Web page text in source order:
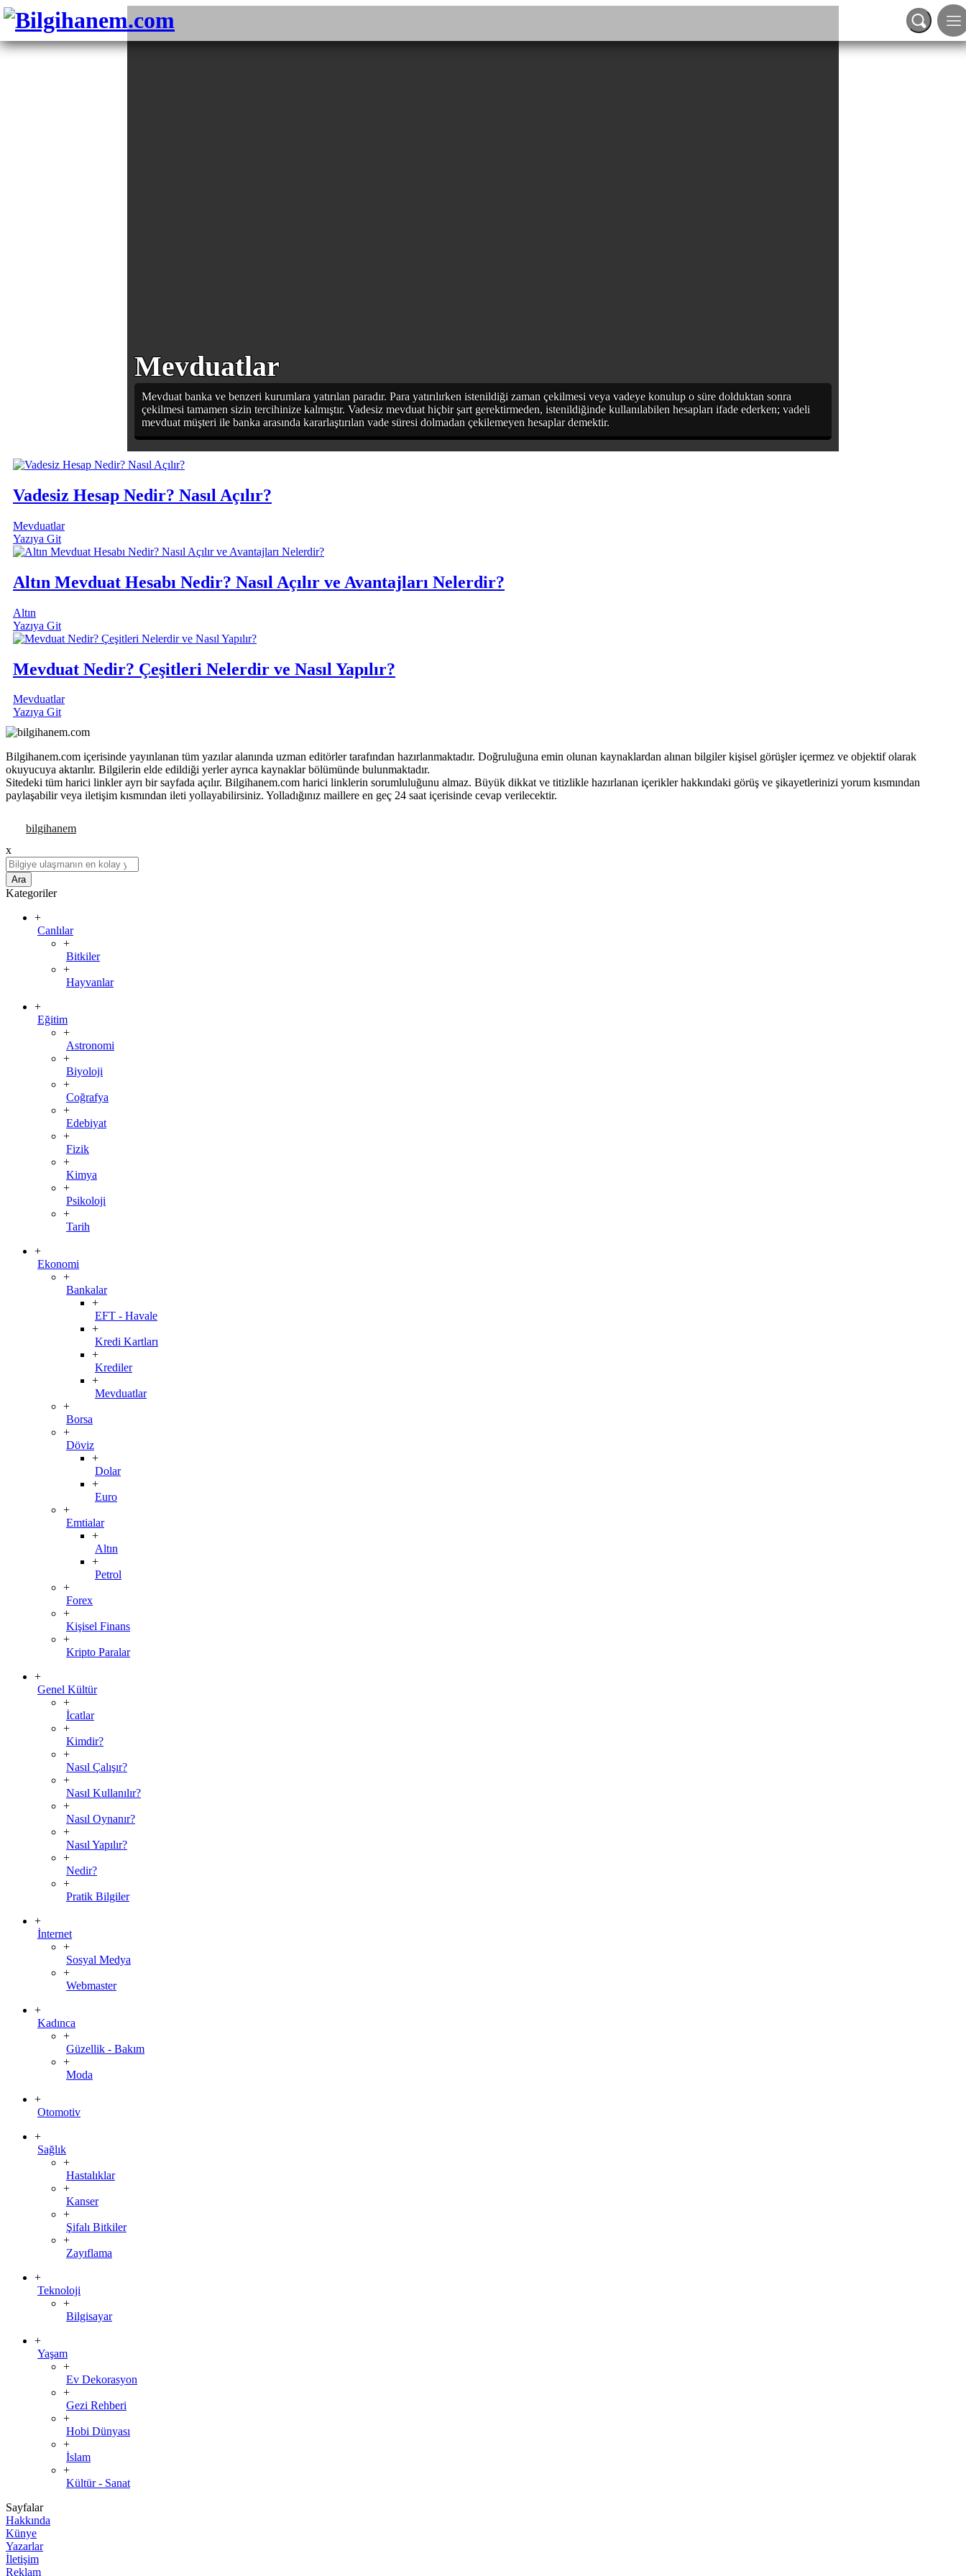
Mevduatlar
Mevduat banka ve benzeri kurumlara yatırılan paradır. Para yatırılırken istenildiği zaman çekilmesi veya vadeye konulup o süre dolduktan sonra
çekilmesi tamamen sizin tercihinize kalmıştır. Vadesiz mevduat hiçbir şart gerektirmeden, istenildiğinde kullanılabilen hesapları ifade ederken; vadeli
mevduat müşteri ile banka arasında kararlaştırılan vade süresi dolmadan çekilemeyen hesaplar demektir.
Vadesiz Hesap Nedir? Nasıl Açılır?
Mevduatlar
Yazıya Git
Altın Mevduat Hesabı Nedir? Nasıl Açılır ve Avantajları Nelerdir?
Altın
Yazıya Git
Mevduat Nedir? Çeşitleri Nelerdir ve Nasıl Yapılır?
Mevduatlar
Yazıya Git
Bilgihanem.com içerisinde yayınlanan tüm yazılar alanında uzman editörler tarafından hazırlanmaktadır. Doğruluğuna emin olunan kaynaklardan alınan bilgiler kişisel görüşler içermez ve objektif olarak
okuyucuya aktarılır. Bilgilerin elde edildiği yerler ayrıca kaynaklar bölümünde bulunmaktadır.
Sitedeki tüm harici linkler ayrı bir sayfada açılır. Bilgihanem.com harici linklerin sorumluluğunu almaz. Büyük dikkat ve titizlikle hazırlanan içerikler hakkındaki görüş ve şikayetlerinizi yorum kısmından
paylaşabilir veya iletişim kısmından ileti yollayabilirsiniz. Yolladığınız maillere en geç 24 saat içerisinde cevap verilecektir.
x
Ara
Kategoriler
+
Canlılar
+
Bitkiler
+
Hayvanlar
+
Eğitim
+
Astronomi
+
Biyoloji
+
Coğrafya
+
Edebiyat
+
Fizik
+
Kimya
+
Psikoloji
+
Tarih
+
Ekonomi
+
Bankalar
+
EFT - Havale
+
Kredi Kartları
+
Krediler
+
Mevduatlar
+
Borsa
+
Döviz
+
Dolar
+
Euro
+
Emtialar
+
Altın
+
Petrol
+
Forex
+
Kişisel Finans
+
Kripto Paralar
+
Genel Kültür
+
İcatlar
+
Kimdir?
+
Nasıl Çalışır?
+
Nasıl Kullanılır?
+
Nasıl Oynanır?
+
Nasıl Yapılır?
+
Nedir?
+
Pratik Bilgiler
+
İnternet
+
Sosyal Medya
+
Webmaster
+
Kadınca
+
Güzellik - Bakım
+
Moda
+
Otomotiv
+
Sağlık
+
Hastalıklar
+
Kanser
+
Şifalı Bitkiler
+
Zayıflama
+
Teknoloji
+
Bilgisayar
+
Yaşam
+
Ev Dekorasyon
+
Gezi Rehberi
+
Hobi Dünyası
+
İslam
+
Kültür - Sanat
Sayfalar
Hakkında
Künye
Yazarlar
İletişim
Reklam